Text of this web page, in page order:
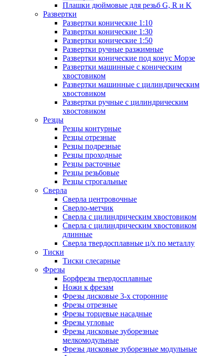
Плашки дюймовые для резьб G, R и K
Развертки
Развертки конические 1:10
Развертки конические 1:30
Развертки конические 1:50
Развертки ручные разжимные
Развертки конические под конус Морзе
Развертки машинные с коническим
хвостовиком
Развертки машинные с цилиндрическим
хвостовиком
Развертки ручные с цилиндрическим
хвостовиком
Резцы
Резцы контурные
Резцы отрезные
Резцы подрезные
Резцы проходные
Резцы расточные
Резцы резьбовые
Резцы строгальные
Сверла
Сверла центровочные
Сверло-метчик
Сверла с цилиндрическим хвостовиком
Сверла с цилиндрическим хвостовиком
длинные
Сверла твердосплавные ц/х по металлу
Тиски
Тиски слесарные
Фрезы
Борфрезы твердосплавные
Ножи к фрезам
Фрезы дисковые 3-х сторонние
Фрезы отрезные
Фрезы торцевые насадные
Фрезы угловые
Фрезы дисковые зуборезные
мелкомодульные
Фрезы дисковые зуборезные модульные